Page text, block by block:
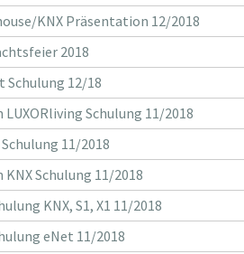
KNX Präsentation 12/2018
2018
Schulung 12/18
LUXORliving Schulung 11/2018
11/2018
KNX Schulung 11/2018
KNX, S1, X1 11/2018
eNet 11/2018